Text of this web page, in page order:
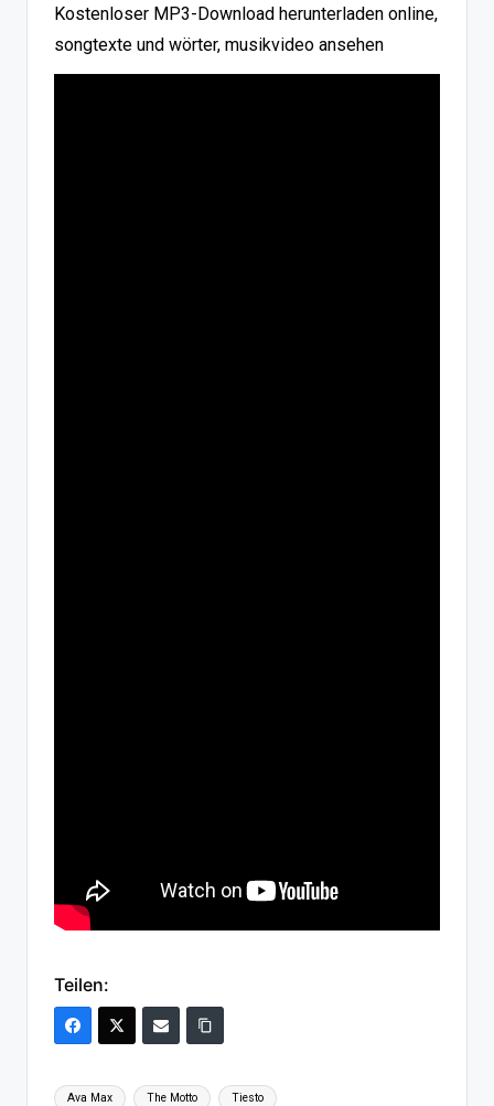
Kostenloser MP3-Download herunterladen online,
songtexte und wörter, musikvideo ansehen
Teilen:
Tags:
Ava Max The Motto Tiesto